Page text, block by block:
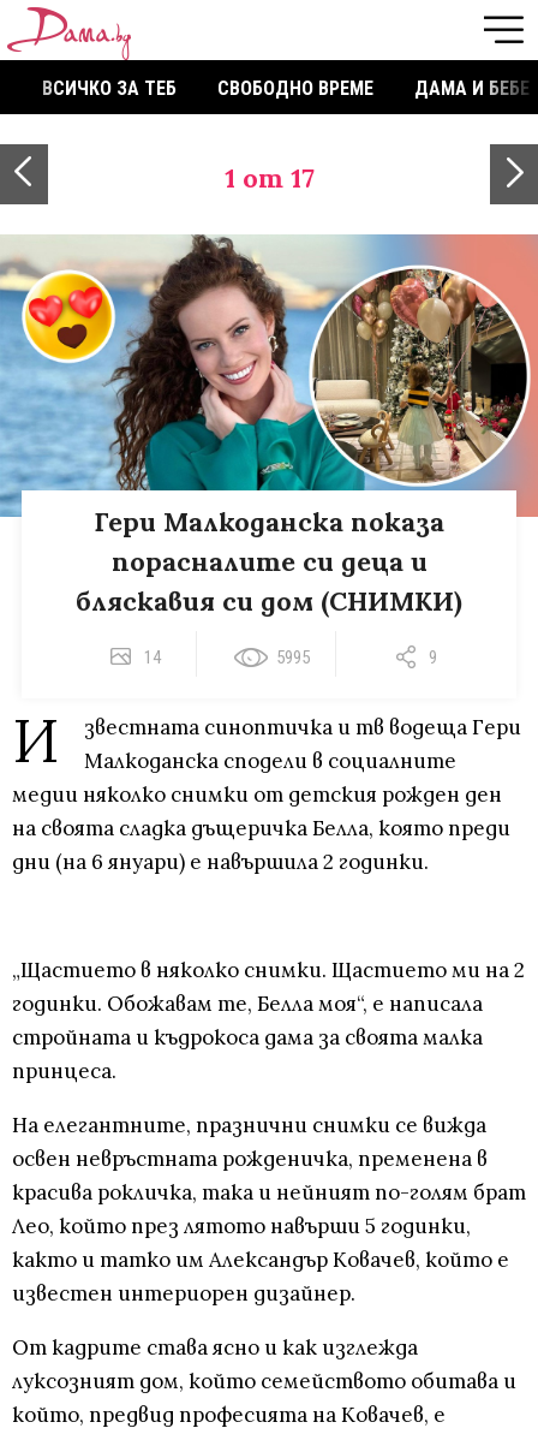
ВСИЧКО ЗА ТЕБ СВОБОДНО ВРЕМЕ ДАМА И БЕБЕ
1 от 17
Гери Малкоданска показа
порасналите си деца и
бляскавия си дом (СНИМКИ)
14 5995 9
И
звестната синоптичка и тв водеща Гери
Малкоданска сподели в социалните
медии няколко снимки от детския рожден ден
на своята сладка дъщеричка Белла, която преди
дни (на 6 януари) е навършила 2 годинки.
„Щастието в няколко снимки. Щастието ми на 2
годинки. Обожавам те, Белла моя“, е написала
стройната и къдрокоса дама за своята малка
принцеса.
На елегантните, празнични снимки се вижда
освен невръстната рожденичка, пременена в
красива рокличка, така и нейният по-голям брат
Лео, който през лятото навърши 5 годинки,
както и татко им Александър Ковачев, който е
известен интериорен дизайнер.
От кадрите става ясно и как изглежда
луксозният дом, който семейството обитава и
който, предвид професията на Ковачев, е